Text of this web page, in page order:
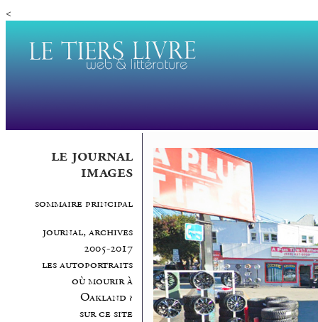
<
le journal
images
sommaire principal
journal, archives
2005-2017
les autoportraits
où mourir à
Oakland ?
sur ce site